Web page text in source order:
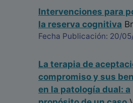
Intervenciones para
la reserva cognitiva
Fecha Publicación: 20/
La terapia de
compromiso y sus
en la patología dual: a